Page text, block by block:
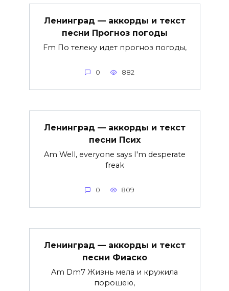
Ленинград — аккорды и текст
песни Прогноз погоды
Fm По телеку идет прогноз погоды,
0 882
Ленинград — аккорды и текст
песни Псих
Am Well, everyone says I'm desperate
freak
0 809
Ленинград — аккорды и текст
песни Фиаско
Am Dm7 Жизнь мела и кружила
порошею,